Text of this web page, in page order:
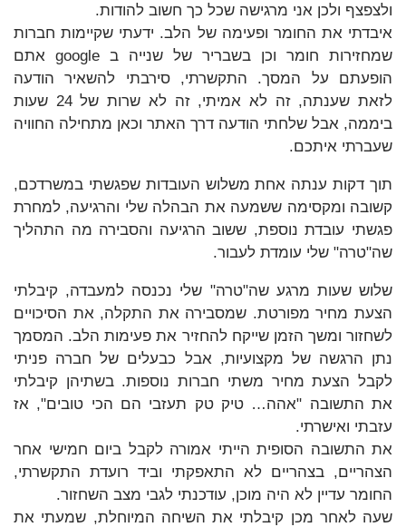
ולצפצף ולכן אני מרגישה שכל כך חשוב להודות.
איבדתי את החומר ופעימה של הלב. ידעתי שקיימות חברות
שמחזירות חומר וכן בשבריר של שנייה ב google אתם
הופעתם על המסך. התקשרתי, סירבתי להשאיר הודעה
לזאת שענתה, זה לא אמיתי, זה לא שרות של 24 שעות
ביממה, אבל שלחתי הודעה דרך האתר וכאן מתחילה החוויה
שעברתי איתכם.
תוך דקות ענתה אחת משלוש העובדות שפגשתי במשרדכם,
קשובה ומקסימה ששמעה את הבהלה שלי והרגיעה, למחרת
פגשתי עובדת נוספת, ששוב הרגיעה והסבירה מה התהליך
שה"טרה" שלי עומדת לעבור.
שלוש שעות מרגע שה"טרה" שלי נכנסה למעבדה, קיבלתי
הצעת מחיר מפורטת. שמסבירה את התקלה, את הסיכויים
לשחזור ומשך הזמן שייקח להחזיר את פעימות הלב. המסמך
נתן הרגשה של מקצועיות, אבל כבעלים של חברה פניתי
לקבל הצעת מחיר משתי חברות נוספות. בשתיהן קיבלתי
את התשובה "אהה… טיק טק תעזבי הם הכי טובים", אז
עזבתי ואישרתי.
את התשובה הסופית הייתי אמורה לקבל ביום חמישי אחר
הצהריים, בצהריים לא התאפקתי וביד רועדת התקשרתי,
החומר עדיין לא היה מוכן, עודכנתי לגבי מצב השחזור.
שעה לאחר מכן קיבלתי את השיחה המיוחלת, שמעתי את